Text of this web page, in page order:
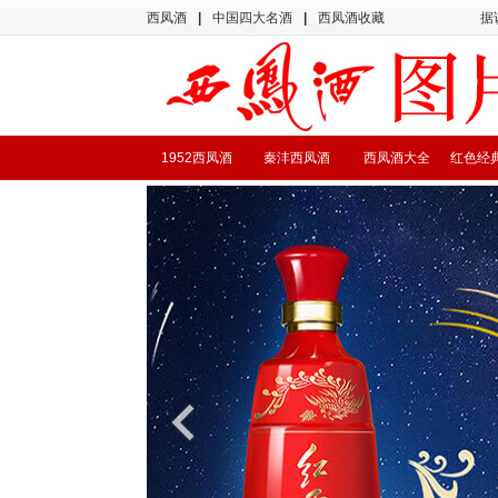
西凤酒 中国四大名酒 西凤酒收藏 据
红色经
西凤酒大全
秦沣西凤酒
1952西凤酒